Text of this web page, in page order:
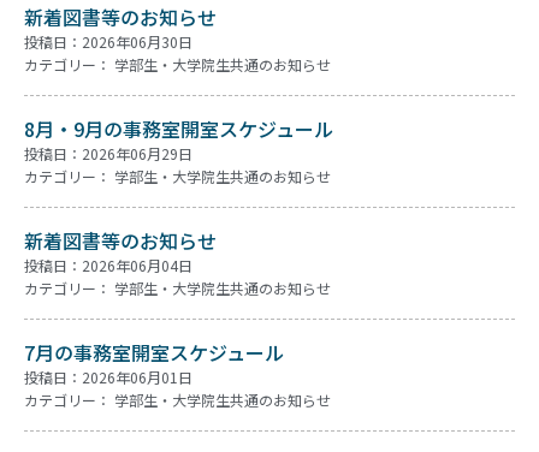
新着図書等のお知らせ
投稿日：2026年06月30日
カテゴリー： 学部生・大学院生共通のお知らせ
8月・9月の事務室開室スケジュール
投稿日：2026年06月29日
カテゴリー： 学部生・大学院生共通のお知らせ
新着図書等のお知らせ
投稿日：2026年06月04日
カテゴリー： 学部生・大学院生共通のお知らせ
7月の事務室開室スケジュール
投稿日：2026年06月01日
カテゴリー： 学部生・大学院生共通のお知らせ